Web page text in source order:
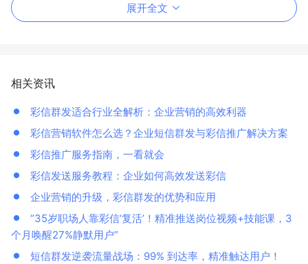
展开全文
相关资讯
彩信群发适合行业全解析：企业营销的高效利器
彩信营销软件怎么选？企业短信群发与彩信推广解决方案
彩信推广服务指南，一看就会
彩信发送服务教程：企业如何高效发送彩信
企业营销的升级，彩信群发的优势和应用
“35岁职场人靠彩信‘复活’！精准推送岗位视频+技能课，3
个月唤醒27%静默用户”
短信群发逆袭流量战场：99% 到达率，精准触达用户！